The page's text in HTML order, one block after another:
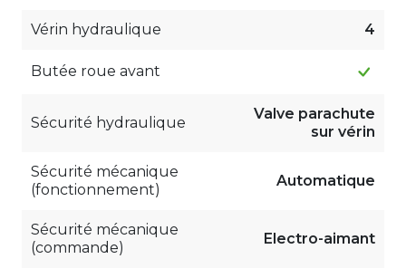
Vérin hydraulique 4
Butée roue avant
Sécurité hydraulique
Valve parachute
sur vérin
Sécurité mécanique
(fonctionnement)
Automatique
Sécurité mécanique
(commande)
Electro-aimant